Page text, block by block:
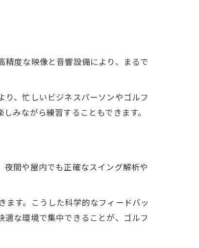
度な映像と音響設備により、まるで
、忙しいビジネスパーソンやゴルフ
みながら練習することもできます。
間や屋内でも正確なスイング解析や
す。こうした科学的なフィードバッ
な環境で集中できることが、ゴルフ